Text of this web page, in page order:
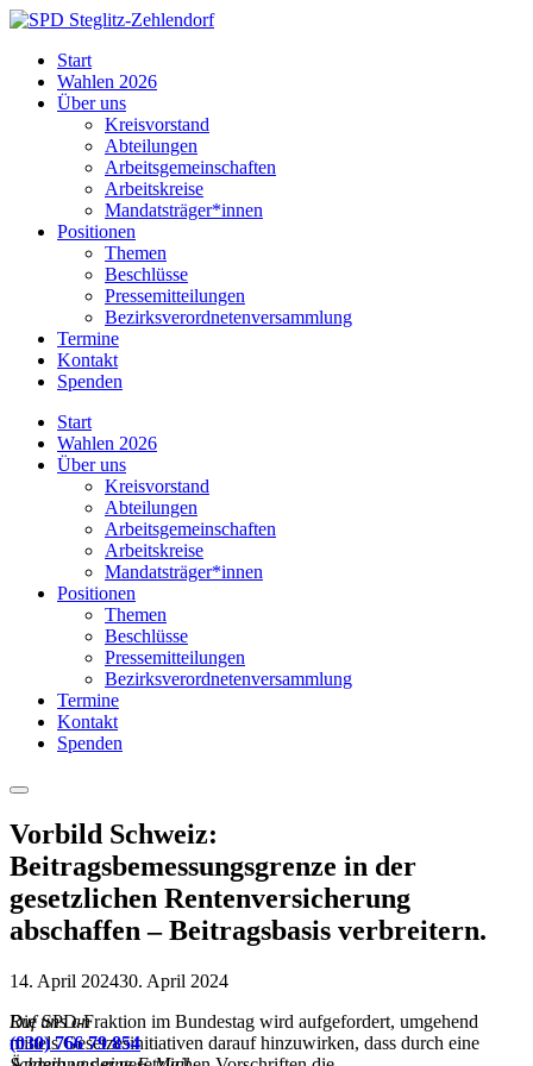
Skip
content
Steglitz-
Zehlendorf
Start
Wahlen 2026
Über uns
Kreisvorstand
Abteilungen
Arbeitsgemeinschaften
Arbeitskreise
Mandatsträger*innen
Positionen
Themen
Beschlüsse
Pressemitteilungen
Bezirksverordnetenversammlung
Termine
Kontakt
Spenden
Start
Wahlen 2026
Über uns
Kreisvorstand
Abteilungen
Arbeitsgemeinschaften
Arbeitskreise
Mandatsträger*innen
Positionen
Themen
Beschlüsse
Pressemitteilungen
Bezirksverordnetenversammlung
Termine
Kontakt
Spenden
Menu
Vorbild Schweiz:
Beitragsbemessungsgrenze in der
gesetzlichen Rentenversicherung
abschaffen – Beitragsbasis verbreitern.
14. April 202430. April 2024
Die SPD-Fraktion im Bundestag wird aufgefordert, umgehend
mittels Gesetzesinitiativen darauf hinzuwirken, dass durch eine
Ruf uns an
(030) 766 79 854